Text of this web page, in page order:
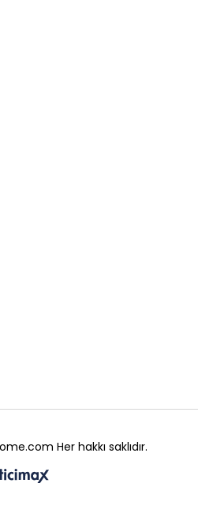
Her hakkı saklıdır.